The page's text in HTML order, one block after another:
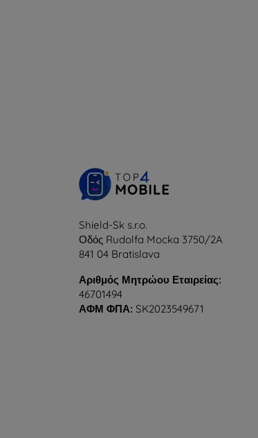
Shield-Sk s.r.o.
Οδός Rudolfa Mocka 3750/2A
841 04 Bratislava
Αριθμός Μητρώου Εταιρείας:
46701494
ΑΦΜ ΦΠΑ: SK2023549671